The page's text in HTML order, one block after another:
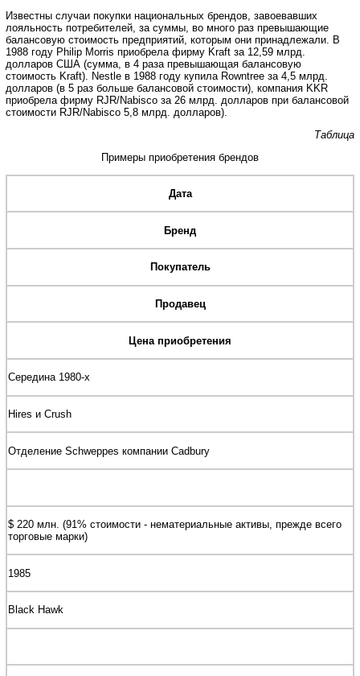
Известны случаи покупки национальных брендов, завоевавших
лояльность потребителей, за суммы, во много раз превышающие
балансовую стоимость предприятий, которым они принадлежали. В
1988 году Philip Morris приобрела фирму Kraft за 12,59 млрд.
долларов США (сумма, в 4 раза превышающая балансовую
стоимость Kraft). Nestle в 1988 году купила Rowntree за 4,5 млрд.
долларов (в 5 раз больше балансовой стоимости), компания KKR
приобрела фирму RJR/Nabisco за 26 млрд. долларов при балансовой
стоимости RJR/Nabisco 5,8 млрд. долларов).
Таблица
Примеры приобретения брендов
Дата
Бренд
Покупатель
Продавец
Цена приобретения
Середина 1980-х
Hires и Crush
Отделение Schweppes компании Cadbury
$ 220 млн. (91% стоимости - нематериальные активы, прежде всего
торговые марки)
1985
Black Hawk